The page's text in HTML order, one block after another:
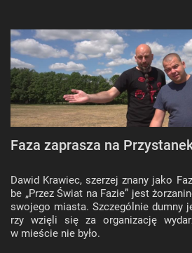
Faza za­pra­sza na
Dawid Kra­wiec, sze­rzej znany jako
be „Przez Świat na Fazie” jest
swo­je­go mia­sta. Szcze­gól­nie dumny
rzy wzię­li się za or­ga­ni­za­cję
w mie­ście nie było.